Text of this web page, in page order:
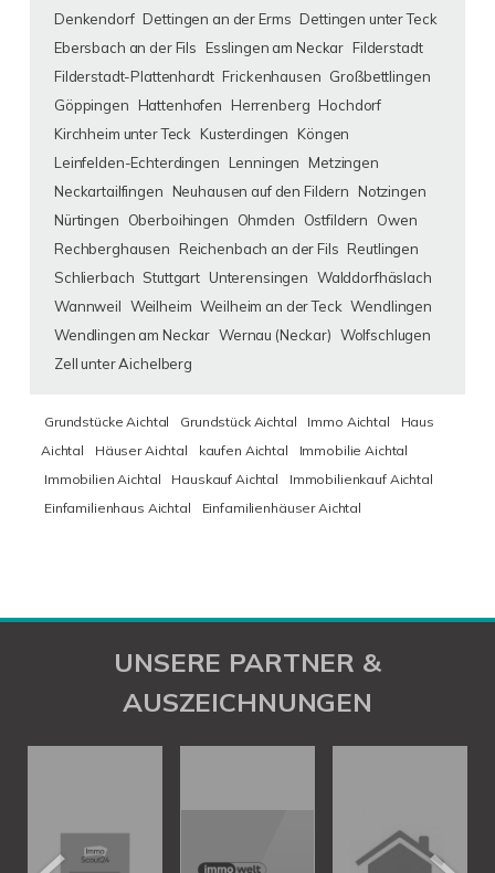
Denkendorf Dettingen an der Erms Dettingen unter Teck
Ebersbach an der Fils
Esslingen am Neckar Filderstadt
Filderstadt-Plattenhardt Frickenhausen Großbettlingen
Göppingen
Hattenhofen Herrenberg Hochdorf
Kirchheim unter Teck
Kusterdingen
Köngen
Leinfelden-Echterdingen
Lenningen
Metzingen
Neckartailfingen
Neuhausen auf den Fildern
Notzingen
Nürtingen
Oberboihingen Ohmden Ostfildern
Owen
Rechberghausen
Reichenbach an der Fils Reutlingen
Schlierbach Stuttgart Unterensingen Walddorfhäslach
Wannweil Weilheim Weilheim an der Teck Wendlingen
Wendlingen am Neckar Wernau (Neckar) Wolfschlugen
Zell unter Aichelberg
Grundstücke Aichtal Grundstück Aichtal Immo Aichtal
Haus
Aichtal
Häuser Aichtal kaufen Aichtal
Immobilie Aichtal
Immobilien Aichtal
Hauskauf Aichtal
Immobilienkauf Aichtal
Einfamilienhaus Aichtal
Einfamilienhäuser Aichtal
UNSERE PARTNER &
AUSZEICHNUNGEN